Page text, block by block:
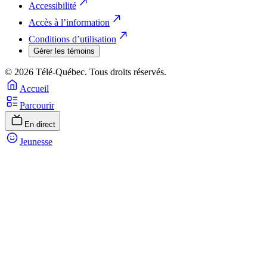
Accessibilité
Accès à l’information
Conditions d’utilisation
Gérer les témoins
© 2026 Télé-Québec. Tous droits réservés.
Accueil
Parcourir
En direct
Jeunesse